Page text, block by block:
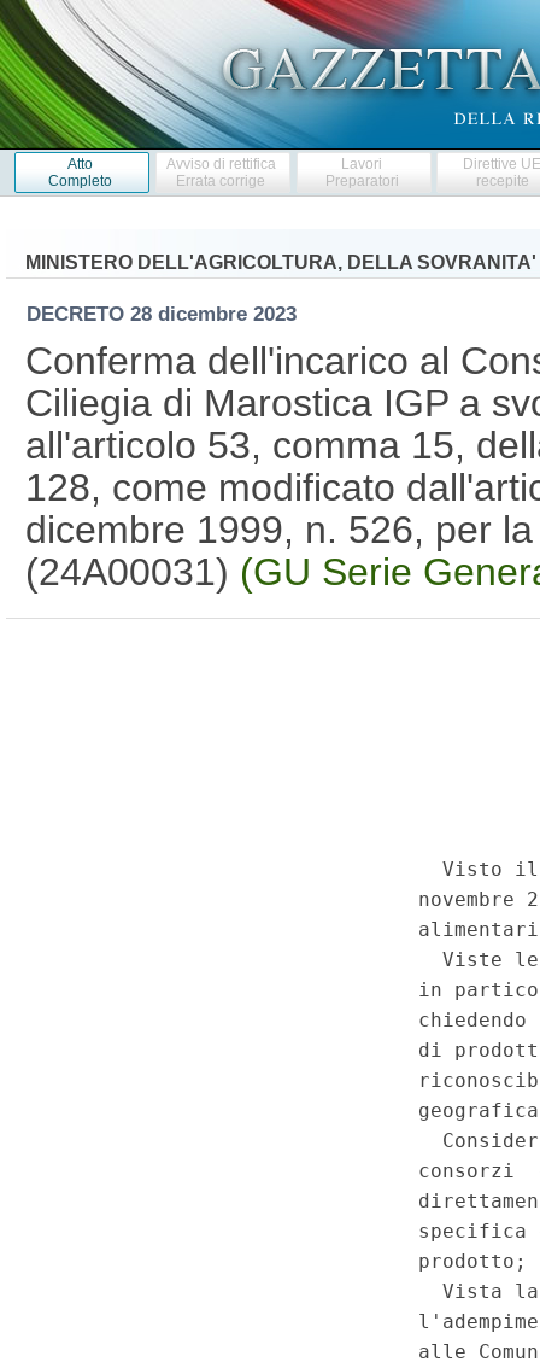
Atto
Completo
Avviso di rettifica
Errata corrige
Lavori
Preparatori
Direttive
recepite
MINISTERO DELL'AGRICOLTURA, DELLA
DECRETO 28 dicembre 2023
Conferma dell'incarico al
Ciliegia di Marostica IGP a
all'articolo 53, comma 15,
128, come modificato
dicembre 1999, n. 526, per
(24A00031) (GU Serie